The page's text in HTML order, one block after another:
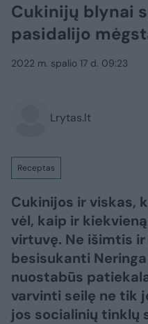
Cukinijų blynai
pasidalijo
2022 m. spalio 17 d. 09:23
Lrytas.lt
Receptas
Cukinijos ir viskas,
vėl, kaip ir
virtuvę. Ne išimtis
besisukanti
nuostabūs
varvinti seilę ne tik
jos socialinių tinklų